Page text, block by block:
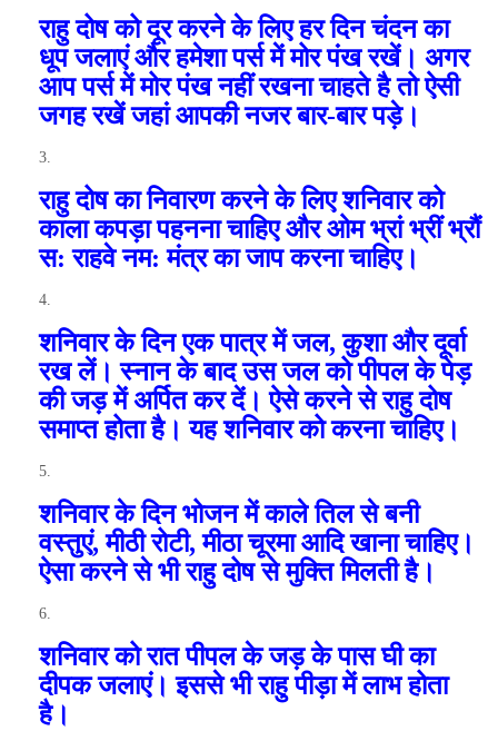
राहु दोष को दूर करने के लिए हर दिन चंदन का
धूप जलाएं और हमेशा पर्स में मोर पंख रखें। अगर
आप पर्स में मोर पंख नहीं रखना चाहते है तो ऐसी
जगह रखें जहां आपकी नजर बार-बार पड़े।
राहु दोष का निवारण करने के लिए शनिवार को
काला कपड़ा पहनना चाहिए और ओम भ्रां भ्रीं भ्रौं
स: राहवे नम: मंत्र का जाप करना चाहिए।
शनिवार के दिन एक पात्र में जल,कुशा और दूर्वा
रख लें। स्नान के बाद उस जल को पीपल के पेड़
की जड़ में अर्पित कर दें। ऐसे करने से राहु दोष
समाप्त होता है। यह शनिवार को करना चाहिए।
शनिवार के दिन भोजन में काले तिल से बनी
वस्तुएं,मीठी रोटी,मीठा चूरमा आदि खाना चाहिए।
ऐसा करने से भी राहु दोष से मुक्ति मिलती है।
शनिवार को रात पीपल के जड़ के पास घी का
दीपक जलाएं। इससे भी राहु पीड़ा में लाभ होता
है।